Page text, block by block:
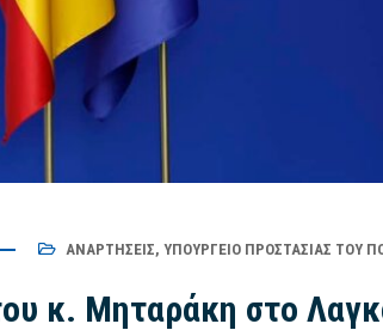
ΑΝΑΡΤΉΣΕΙΣ, ΥΠΟΥΡΓΕΊΟ ΠΡΟΣΤΑΣΊΑΣ ΤΟΥ
κ. Μηταράκη στο